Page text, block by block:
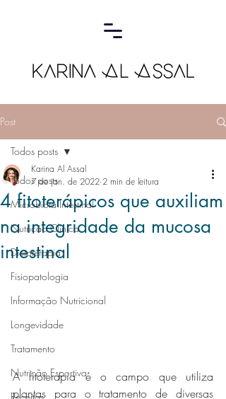
Post
Todos posts
Microbiota Intestinal
Nutrição Clínica
Dietoterapia
Fisiopatologia
Informação Nutricional
Longevidade
Tratamento
Nutrição Esportiva
Todos posts
4 fitoterápicos que auxiliam
na integridade da mucosa
intestinal
Karina Al Assal
7 de jan. de 2022 2 min de leitura
A fitoterapia é o campo que utiliza
plantas para o tratamento de diversas